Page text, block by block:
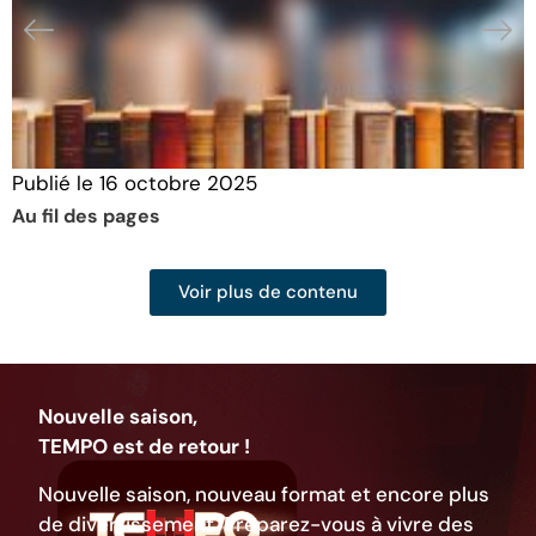
Publié le 16 octobre 2025
Au fil des pages
Voir plus de contenu
Nouvelle saison,
TEMPO est de retour !
Nouvelle saison, nouveau format et encore plus
de divertissement. Préparez-vous à vivre des